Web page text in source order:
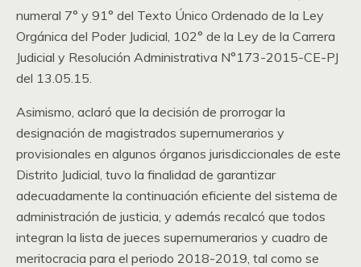
numeral 7° y 91° del Texto Único Ordenado de la Ley
Orgánica del Poder Judicial, 102° de la Ley de la Carrera
Judicial y Resolución Administrativa N°173-2015-CE-PJ
del 13.05.15.
Asimismo, aclaró que la decisión de prorrogar la
designación de magistrados supernumerarios y
provisionales en algunos órganos jurisdiccionales de este
Distrito Judicial, tuvo la finalidad de garantizar
adecuadamente la continuación eficiente del sistema de
administración de justicia, y además recalcó que todos
integran la lista de jueces supernumerarios y cuadro de
meritocracia para el periodo 2018-2019, tal como se